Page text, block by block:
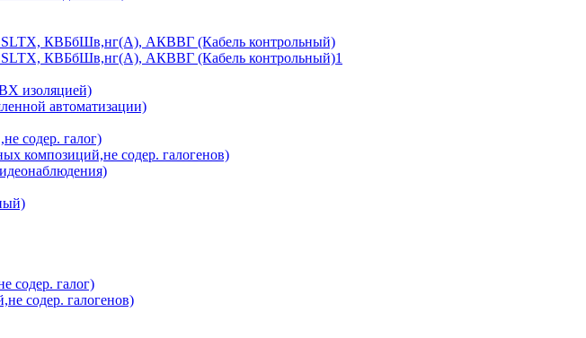
КВБбШв,нг(А), АКВВГ (Кабель контрольный)
КВБбШв,нг(А), АКВВГ (Кабель контрольный)1
изоляцией)
автоматизации)
содер. галог)
композиций,не содер. галогенов)
содер. галог)
содер. галогенов)